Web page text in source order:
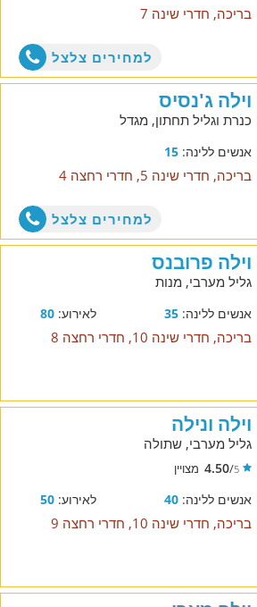
בריכה, חדרי שינה 7
למחירים צלצל
וילה ג'נסיס
כנרת וגליל תחתון, מגדל
אנשים ללינה:15
בריכה, חדרי שינה 5, חדרי רחצה 4
למחירים צלצל
וילה פרובנס
גליל מערבי, מנות
אנשים ללינה:35 לאירוע:80
בריכה, חדרי שינה 10, חדרי רחצה 8
וילה ונילה
גליל מערבי, שתולה
5
/
4.50 מצויין
אנשים ללינה:40 לאירוע:50
בריכה, חדרי שינה 10, חדרי רחצה 9